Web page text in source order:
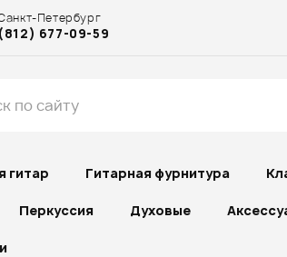
Петербург
(812) 677-09-59
гитар Гитарная фурнитура
Перкуссия Духовые